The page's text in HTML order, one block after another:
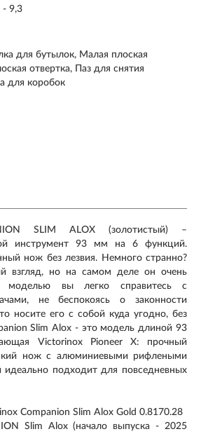
- 9,3
для бутылок, Малая плоская
отвертка, Паз для снятия
для коробок
SLIM ALOX (золотистый) –
инструмент 93 мм на 6 функций.
нож без лезвия. Немного странно?
взгляд, но на самом деле он очень
вы легко справитесь с
не беспокоясь о законности
носите его с собой куда угодно, без
Slim Alox - это модель длиной 93
Victorinox Pioneer X: прочный
нож с алюминиевыми рифлеными
идеально подходит для повседневных
Companion Slim Alox Gold 0.8170.28
Slim Alox (начало выпуска - 2025